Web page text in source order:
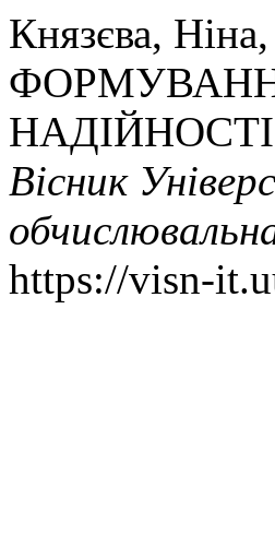
Князєва,
Вісник
https://visn-